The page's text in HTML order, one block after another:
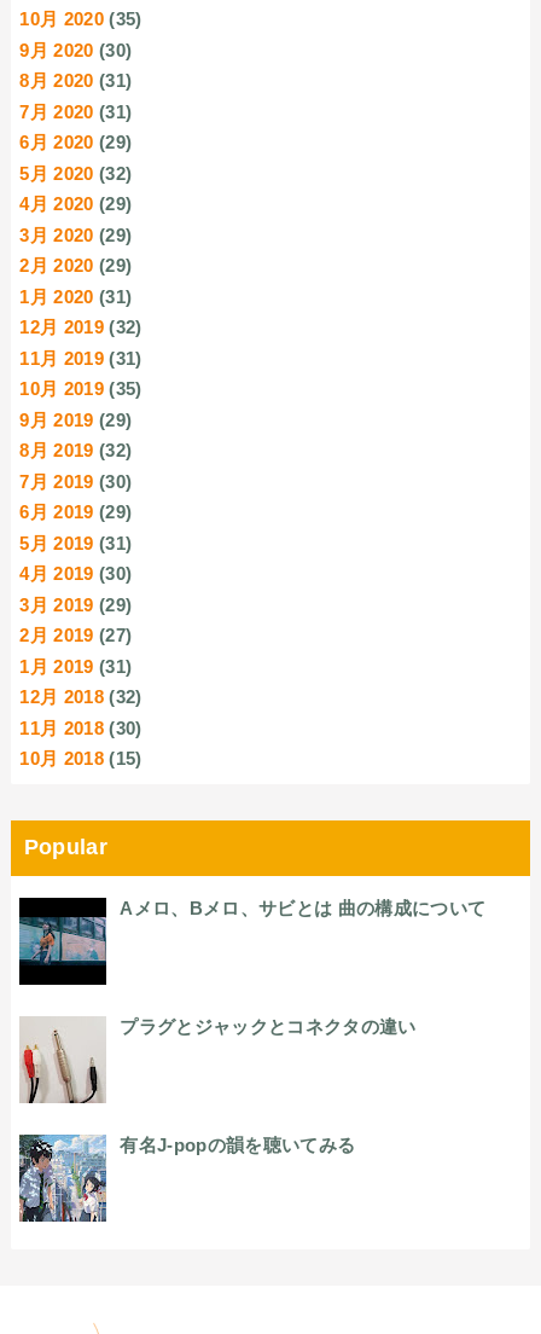
10月 2020 (35)
9月 2020 (30)
8月 2020 (31)
7月 2020 (31)
6月 2020 (29)
5月 2020 (32)
4月 2020 (29)
3月 2020 (29)
2月 2020 (29)
1月 2020 (31)
12月 2019 (32)
11月 2019 (31)
10月 2019 (35)
9月 2019 (29)
8月 2019 (32)
7月 2019 (30)
6月 2019 (29)
5月 2019 (31)
4月 2019 (30)
3月 2019 (29)
2月 2019 (27)
1月 2019 (31)
12月 2018 (32)
11月 2018 (30)
10月 2018 (15)
Popular
Aメロ、Bメロ、サビとは 曲の構成について
プラグとジャックとコネクタの違い
有名J-popの韻を聴いてみる